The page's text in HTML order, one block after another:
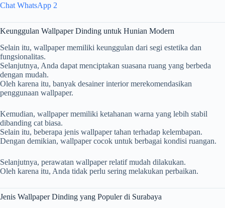
Chat WhatsApp 2
Keunggulan Wallpaper Dinding untuk Hunian Modern
Selain itu, wallpaper memiliki keunggulan dari segi estetika dan
fungsionalitas.
Selanjutnya, Anda dapat menciptakan suasana ruang yang berbeda
dengan mudah.
Oleh karena itu, banyak desainer interior merekomendasikan
penggunaan wallpaper.
Kemudian, wallpaper memiliki ketahanan warna yang lebih stabil
dibanding cat biasa.
Selain itu, beberapa jenis wallpaper tahan terhadap kelembapan.
Dengan demikian, wallpaper cocok untuk berbagai kondisi ruangan.
Selanjutnya, perawatan wallpaper relatif mudah dilakukan.
Oleh karena itu, Anda tidak perlu sering melakukan perbaikan.
Jenis Wallpaper Dinding yang Populer di Surabaya